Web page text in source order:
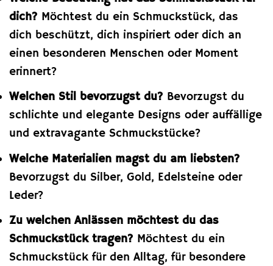
dich? Möchtest du ein Schmuckstück, das
dich beschützt, dich inspiriert oder dich an
einen besonderen Menschen oder Moment
erinnert?
Welchen Stil bevorzugst du? Bevorzugst du
schlichte und elegante Designs oder auffällige
und extravagante Schmuckstücke?
Welche Materialien magst du am liebsten?
Bevorzugst du Silber, Gold, Edelsteine oder
Leder?
Zu welchen Anlässen möchtest du das
Schmuckstück tragen? Möchtest du ein
Schmuckstück für den Alltag, für besondere